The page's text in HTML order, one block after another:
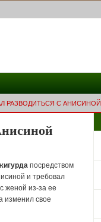
РАЗВОДИТЬСЯ С АНИСИНОЙ
посредством
и требовал
женой из-за ее
изменил свое